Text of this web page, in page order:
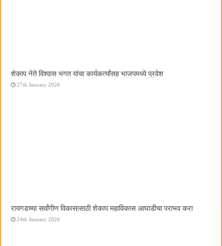
शेकाप नेते विश्वास भगत यांचा कार्यकर्त्यांसह भाजपमध्ये प्रवेश
27th January 2026
रायगडच्या सर्वांगीण विकासासाठी शेकाप महाविकास आघाडीचा पराभव करा
24th January 2026